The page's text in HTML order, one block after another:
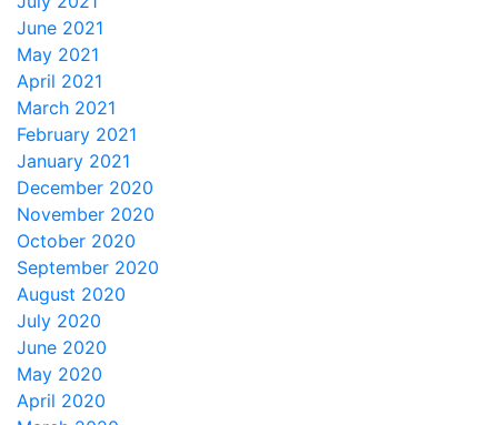
June 2021
May 2021
April 2021
March 2021
February 2021
January 2021
December 2020
November 2020
October 2020
September 2020
August 2020
July 2020
June 2020
May 2020
April 2020